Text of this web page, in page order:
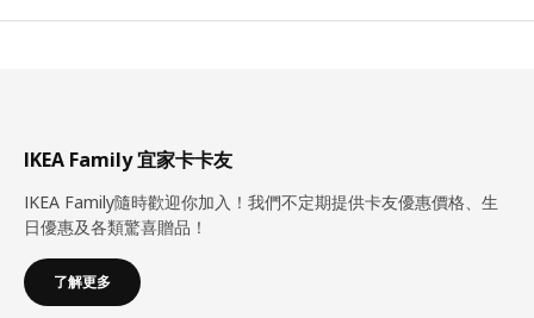
IKEA Family 宜家卡卡友
IKEA Family隨時歡迎你加入！我們不定期提供卡友優惠價格、生
日優惠及各類驚喜贈品！
了解更多